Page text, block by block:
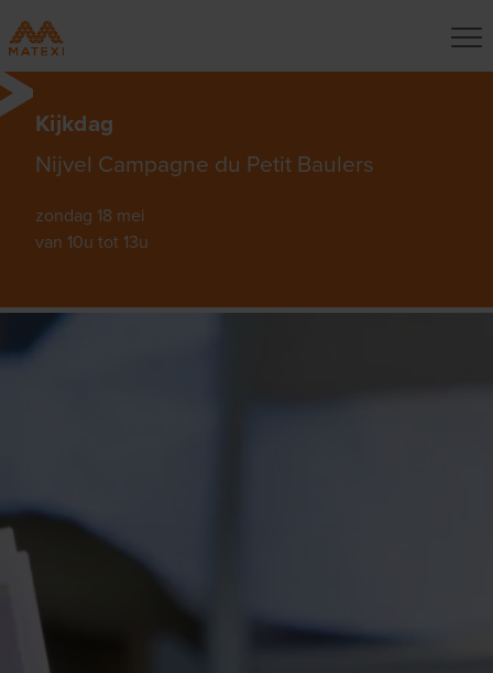
Kijkdag
Nijvel Campagne du Petit Baulers
zondag 18 mei
van 10u tot 13u